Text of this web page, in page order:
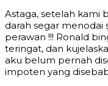
Astaga, setelah kami
darah segar menodai
perawan !!! Ronald
teringat, dan
aku belum pernah
impoten yang